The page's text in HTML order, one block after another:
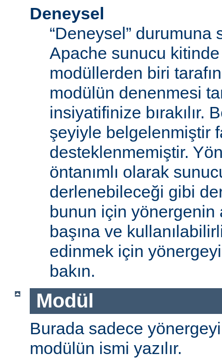
Deneysel
“Deneysel” durumuna
Apache sunucu
modüllerden biri
modülün denenmesi
insiyatifinize bırakılır.
şeyiyle belgelenmiştir
desteklenmemiştir.
öntanımlı olarak
derlenebileceği gibi
bunun için yönergenin
başına ve
edinmek için
bakın.
Modül
Burada sadece
modülün ismi yazılır.